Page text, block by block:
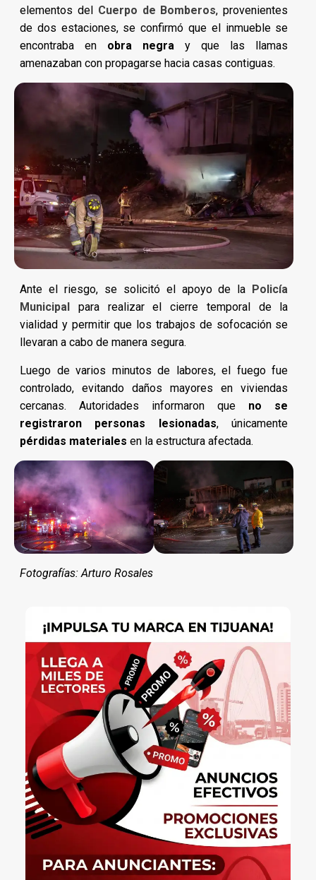
elementos del Cuerpo de Bomberos, provenientes
de dos estaciones, se confirmó que el inmueble se
encontraba en obra negra y que las llamas
amenazaban con propagarse hacia casas contiguas.
Ante el riesgo, se solicitó el apoyo de la Policía
Municipal para realizar el cierre temporal de la
vialidad y permitir que los trabajos de sofocación se
llevaran a cabo de manera segura.
Luego de varios minutos de labores, el fuego fue
controlado, evitando daños mayores en viviendas
cercanas. Autoridades informaron que no se
registraron personas lesionadas, únicamente
pérdidas materiales en la estructura afectada.
Fotografías: Arturo Rosales